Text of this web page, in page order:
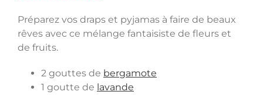
Préparez vos draps et pyjamas à faire de beaux
rêves avec ce mélange fantaisiste de fleurs et
de fruits.
2 gouttes de bergamote
1 goutte de lavande